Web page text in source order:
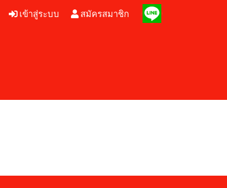
เข้าสู่ระบบ สมัครสมาชิก